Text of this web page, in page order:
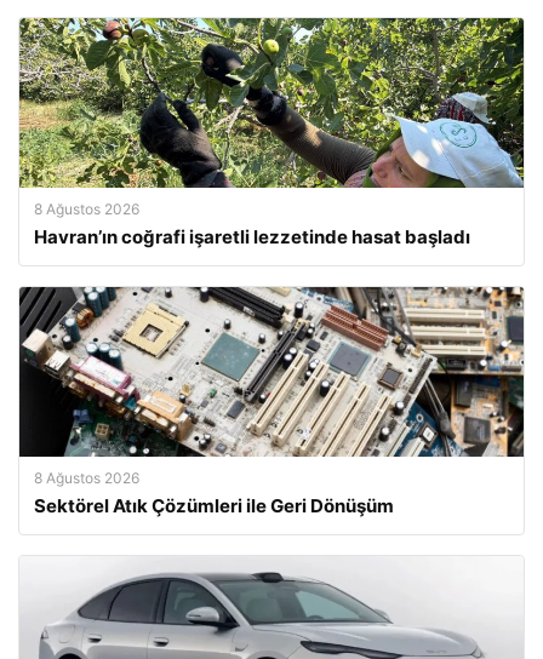
8 Ağustos 2026
Havran’ın coğrafi işaretli lezzetinde hasat başladı
8 Ağustos 2026
Sektörel Atık Çözümleri ile Geri Dönüşüm